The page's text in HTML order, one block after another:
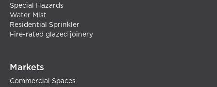
Special Hazards
Water Mist
Residential Sprinkler
Fire-rated glazed joinery
Markets
Commercial Spaces